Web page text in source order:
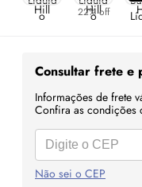
22% off
Consultar frete e
Informações de frete
Confira as condições
Não sei o CEP